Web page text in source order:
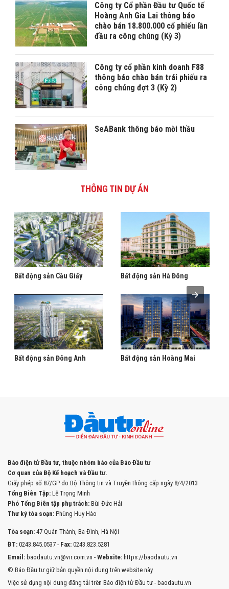
Công ty Cổ phần Đầu tư Quốc tế
Hoàng Anh Gia Lai thông báo
chào bán 18.800.000 cổ phiếu lần
đầu ra công chúng (Kỳ 3)
Công ty cổ phần kinh doanh F88
thông báo chào bán trái phiếu ra
công chúng đợt 3 (Kỳ 2)
SeABank thông báo mời thầu
THÔNG TIN DỰ ÁN
Bất động sản Cầu Giấy
Bất động sản Đông Anh
Bất động sản Hà Đông
Bất động sản Hoàng Mai
Báo điện tử Đầu tư, thuộc nhóm báo của Báo Đầu tư
Cơ quan của Bộ Kế hoạch và Đầu tư.
Giấy phép số 87/GP do Bộ Thông tin và Truyền thông cấp ngày 8/4/2013
Tổng Biên Tập: Lê Trọng Minh
Phó Tổng Biên tập phụ trách: Bùi Đức Hải
Thư ký tòa soạn: Phùng Huy Hào
Tòa soạn: 47 Quán Thánh, Ba Đình, Hà Nội
ĐT: 0243.845.0537 - Fax: 0243.823.5281
Email: baodautu.vn@vir.com.vn - Website: https://baodautu.vn
© Báo Đầu tư giữ bản quyền nội dung trên website này
Việc sử dụng nội dung đăng tải trên Báo điện tử Đầu tư - baodautu.vn